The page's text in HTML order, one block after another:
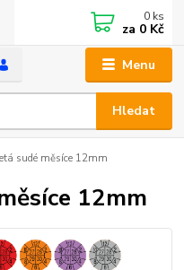
Menu
Hledat
0 ks
za 0 Kč
sudé měsíce 12mm
12mm